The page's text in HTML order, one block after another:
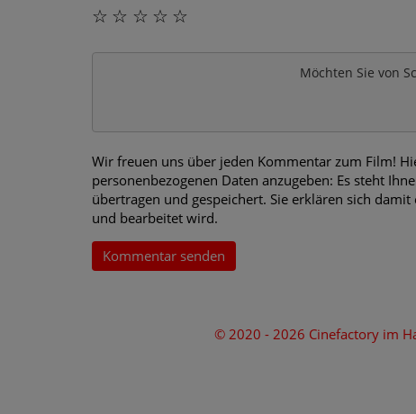
☆
☆
☆
☆
☆
Möchten Sie von
Wir freuen uns über jeden Kommentar zum Film!
personenbezogenen Daten anzugeben: Es steht
übertragen und gespeichert. Sie erklären sich
und bearbeitet wird.
Kommentar senden
© 2020 - 2026 Cinefactory im